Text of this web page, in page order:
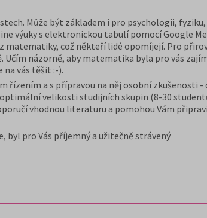
Může být základem i pro psychologii,
výuky s elektronickou tabulí pomocí Google
což někteří lidé opomíjejí. Pro
názorně, aby matematika byla pro vás
na vás těšit :-).
řízením a s přípravou na něj osobní zkušenosti
velikosti studijních skupin (8-30
vhodnou literaturu a pomohou Vám
byl pro Vás příjemný a užitečně strávený